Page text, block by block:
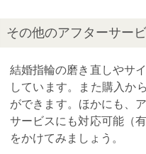
その他のアフターサー
結婚指輪の磨き直しやサ
しています。また購入か
ができます。ほかにも、
サービスにも対応可能（
をかけてみましょう。